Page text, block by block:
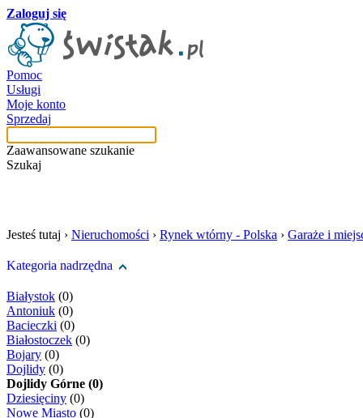
Zaloguj się
Pomoc
Usługi
Moje konto
Sprzedaj
Zaawansowane szukanie
Szukaj
Jesteś tutaj › Nieruchomości › Rynek wtórny - Polska › Garaże i
Kategoria nadrzędna
Białystok (0)
Antoniuk (0)
Bacieczki (0)
Białostoczek (0)
Bojary (0)
Dojlidy (0)
Dojlidy Górne (0)
Dziesięciny (0)
Nowe Miasto (0)